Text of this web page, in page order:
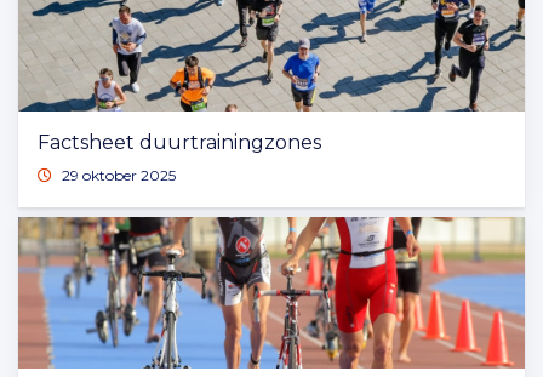
Factsheet duurtrainingzones
29 oktober 2025